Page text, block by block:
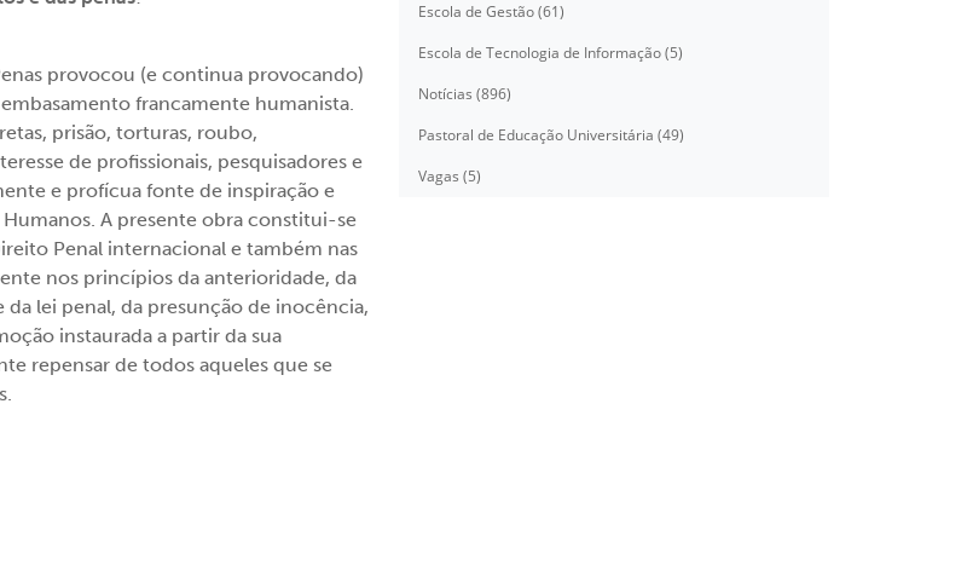
provocou (e continua provocando)
francamente humanista.
prisão, torturas, roubo,
de profissionais, pesquisadores e
e profícua fonte de inspiração e
A presente obra constitui-se
Penal internacional e também nas
nos princípios da anterioridade, da
lei penal, da presunção de inocência,
instaurada a partir da sua
repensar de todos aqueles que se
Escola de Gestão (61)
Escola de Tecnologia de Informação (5)
Notícias (896)
Pastoral de Educação Universitária (49)
Vagas (5)